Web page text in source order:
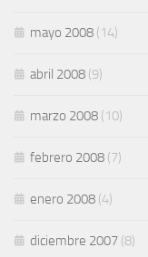
mayo 2008 (14)
abril 2008 (9)
marzo 2008 (10)
febrero 2008 (7)
enero 2008 (4)
diciembre 2007 (8)